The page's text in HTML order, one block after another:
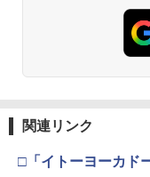
関連リンク
□「イトーヨーカド